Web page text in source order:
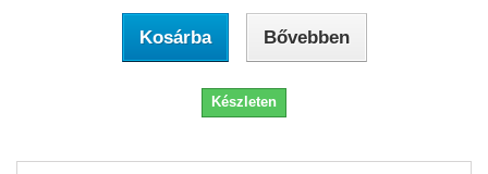
Kosárba Bővebben
Készleten